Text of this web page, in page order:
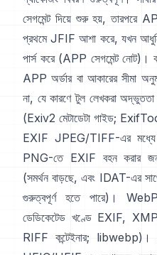
সেগমেন্ট দিয়ে শুরু হয়, তারপরে
প্রথমে JFIF আশা করে, যখন
পার্স করে (APP সেগমেন্ট নোট)।
APP অর্ডার বা আকারের সীমা
না, যে কারণে টুল লেখকরা
(Exiv2 মেটাডেটা গাইড;
EXIF JPEG/TIFF-এর মধ্যে
PNG-তে EXIF বহন করার
(সমর্থন বাড়ছে, এবং IDAT-এর
গুরুত্বপূর্ণ হতে পারে)।
ডেডিকেটেড খণ্ডে EXIF,
RIFF কন্টেইনার; libwebp)।